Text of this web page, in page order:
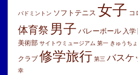
バドミントン ソフトテニス 女子 コ
体育祭 男子 バレーボール 入学
美術部 サイトウミュージアム 第一 きゅうち
クラブ 修学旅行 第三 バスケ
幸